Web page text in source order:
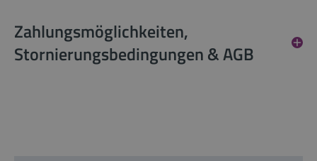
Zahlungsmöglichkeiten,
Stornierungsbedingungen & AGB